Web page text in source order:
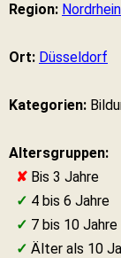
Region:
Ort: Düsseldorf
Kategorien:
Altersgruppen:
✘ Bis 3 Jahre
✓ 4 bis 6 Jahre
✓ 7 bis 10 Jahre
✓ Älter als 10